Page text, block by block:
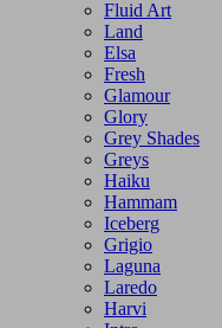
Fluid Art
Land
Elsa
Fresh
Glamour
Glory
Grey Shades
Greys
Haiku
Hammam
Iceberg
Grigio
Laguna
Laredo
Harvi